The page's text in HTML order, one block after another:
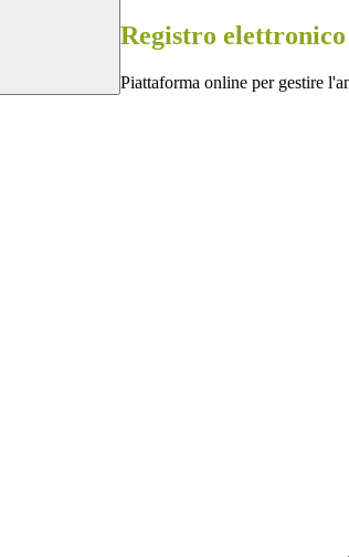
Registro elettronico
Piattaforma online per gestire